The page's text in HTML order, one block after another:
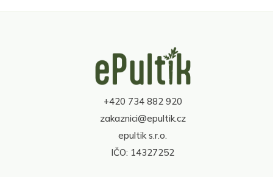
+420 734 882 920
zakaznici@epultik.cz
epultik s.r.o.
IČO: 14327252